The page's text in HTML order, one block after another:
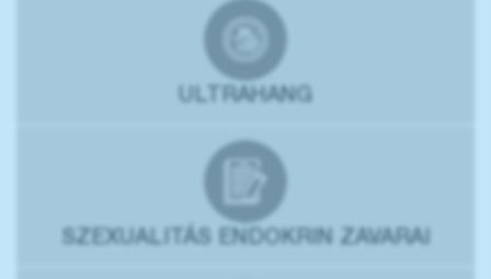
ULTRAHANG
SZEXUALITÁS ENDOKRIN ZAVARAI